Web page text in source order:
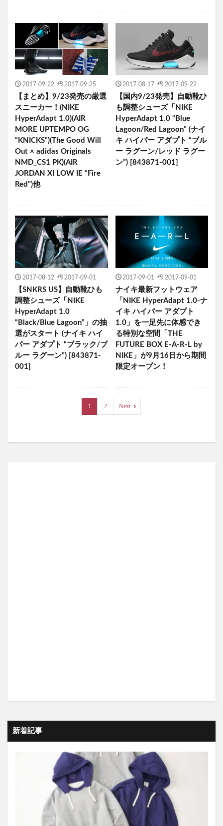
2017-09-22 2017-09-25
【まとめ】9/23発売の厳選
スニーカー！(NIKE
HyperAdapt 1.0)(AIR
MORE UPTEMPO OG
“KNICKS”)(The Good Will
Out × adidas Originals
NMD_CS1 PK)(AIR
JORDAN XI LOW IE “Fire
Red”)他
2017-08-17 2017-09-22
【国内9/23発売】自動靴ひ
も調整シューズ「NIKE
HyperAdapt 1.0 “Blue
Lagoon/Red Lagoon” (ナイ
キ ハイパー アダプト “ブル
ー ラグーン/レッド ラグー
ン”) [843871-001]
2017-08-12 2017-09-01
【SNKRS US】自動靴ひも
調整シューズ「NIKE
HyperAdapt 1.0
“Black/Blue Lagoon”」の抽
選がスタート (ナイキ ハイ
パー アダプト “ブラック/ブ
ルー ラグーン”) [843871-
001]
2017-09-01 2017-09-01
ナイキ最新フットウェア
「NIKE HyperAdapt 1.0-ナ
イキ ハイパー アダプト
1.0」を一足先に体感でき
る特別な空間「THE
FUTURE BOX E-A-R-L by
NIKE」が9月16日から期間
限定オープン！
1 2 Next
新着記事